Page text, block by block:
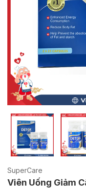
SuperCare
Viên Uống Giảm